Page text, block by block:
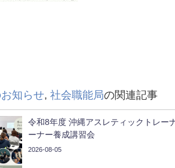
知らせ, 社会職能局の関連記事
令和8年度 沖縄アスレティックトレー
ーナー養成講習会
2026-08-05